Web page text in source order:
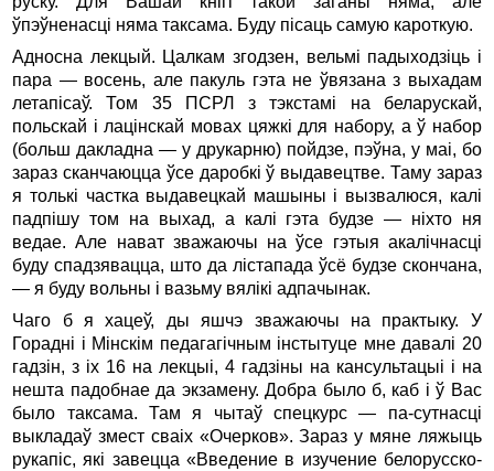
ўпэўненасці няма таксама. Буду пісаць самую кароткую.
Адносна лекцый. Цалкам згодзен, вельмі падыходзіць і
пара — восень, але пакуль гэта не ўвязана з выхадам
летапісаў. Том 35 ПСРЛ з тэкстамі на беларускай,
польскай і лацінскай мовах цяжкі для набору, а ў набор
(больш дакладна — у друкарню) пойдзе, пэўна, у маі, бо
зараз сканчаюцца ўсе даробкі ў выдавецтве. Таму зараз
я толькі частка выдавецкай машыны і вызвалюся, калі
падпішу том на выхад, а калі гэта будзе — ніхто ня
ведае. Але нават зважаючы на ўсе гэтыя акалічнасці
буду спадзявацца, што да лістапада ўсё будзе скончана,
— я буду вольны і вазьму вялікі адпачынак.
Чаго б я хацеў, ды яшчэ зважаючы на практыку. У
Горадні і Мінскім педагагічным інстытуце мне давалі 20
гадзін, з іх 16 на лекцыі, 4 гадзіны на кансультацыі і на
нешта падобнае да экзамену. Добра было б, каб і ў Вас
было таксама. Там я чытаў спецкурс — па-сутнасці
выкладаў змест сваіх «Очерков». Зараз у мяне ляжыць
рукапіс, які завецца «Введение в изучение белорусско-